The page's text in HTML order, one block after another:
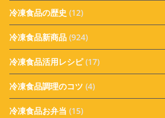
冷凍食品の歴史 (12)
冷凍食品新商品 (924)
冷凍食品活用レシピ(17)
冷凍食品調理のコツ (4)
冷凍食品お弁当 (15)